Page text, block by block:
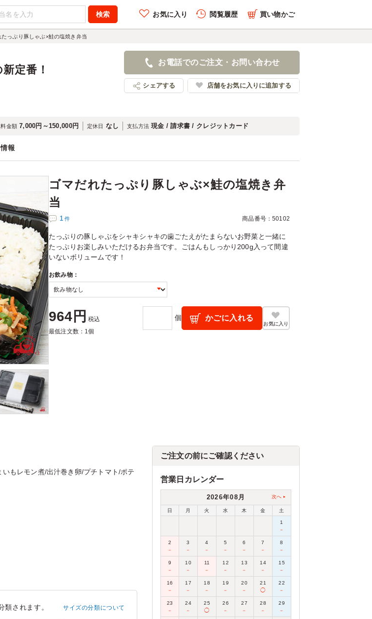
お気に入り 閲覧履歴
履歴を全件削除する
き弁当
店舗名：めっちゃんこ屋
買い物かご
たっぷり豚しゃぶ×鮭の塩焼き弁当
定番！
お電話でのご注文・お問い合わせ
シェアする 店舗をお気に入りに追加する
金額 7,000円～150,000円 定休日 なし 支払方法 現金 / 請求書 / クレジットカード
報
ゴマだれたっぷり豚しゃぶ×鮭の塩焼き弁
当
1 件 商品番号：50102
たっぷりの豚しゃぶをシャキシャキの歯ごたえがたまらないお野菜と一緒に
たっぷりお楽しみいただけるお弁当です。ごはんもしっかり200g入って間違
いないボリュームです！
お飲み物：
964円 税込
最低注文数：1個
個 かごに入れる
お気に入り
もレモン煮/出汁巻き卵/プチトマト/ポテ
されます。 サイズの分類について
ご注文の前にご確認ください
営業日カレンダー
2026年08月 次へ
日 月 火 水 木 金 土
1
－
2
－
3
－
4
－
5
－
6
－
7
－
8
－
9
－
10
－
11
－
12
－
13
－
14
－
15
－
16
－
17
－
18
－
19
－
20
－
21
◯
22
－
23
－
24
－
25
◯
26
－
27
－
28
－
29
－